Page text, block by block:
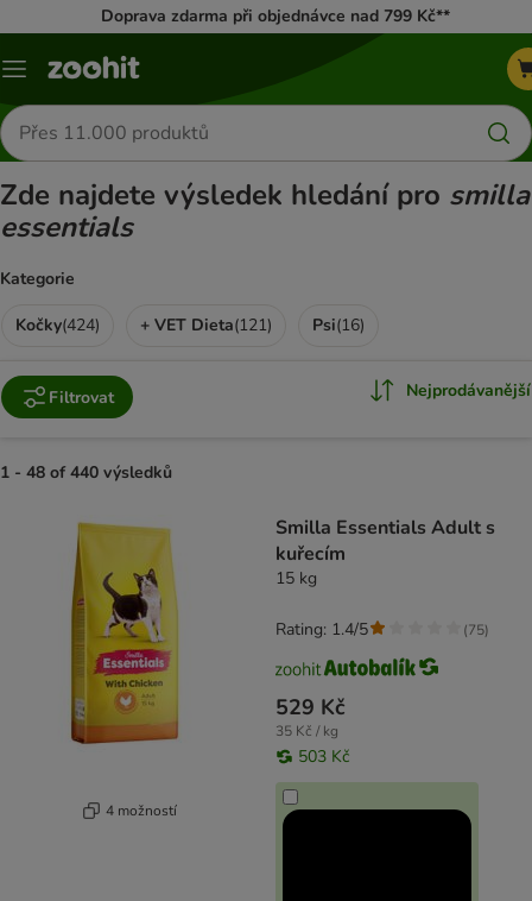
Doprava zdarma při objednávce nad 799 Kč**
Menu
Hledat
produkty
Zde najdete výsledek hledání pro smilla
essentials
Kategorie
Kočky(424) + VET Dieta(121) Psi(16)
Filtrovat Nejprodávanější
1 - 48 of 440 výsledků
4 možností
Smilla Essentials Adult s
kuřecím
15 kg
529 Kč
35 Kč / kg
503 Kč
Rating: 1.4/5 (75)